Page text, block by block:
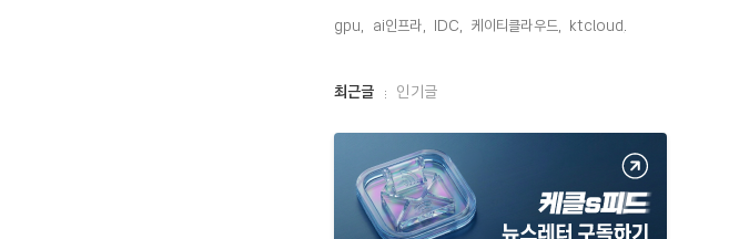
gpu, ai인프라, IDC, 케이티클라우드, ktcloud,
최
최근글 인기글